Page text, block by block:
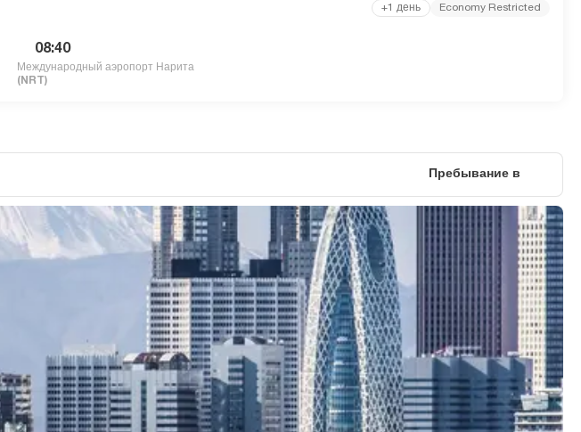
08:40
Международный аэропорт Нарита
(NRT)
+1 день Economy Restricted
Пребывание в